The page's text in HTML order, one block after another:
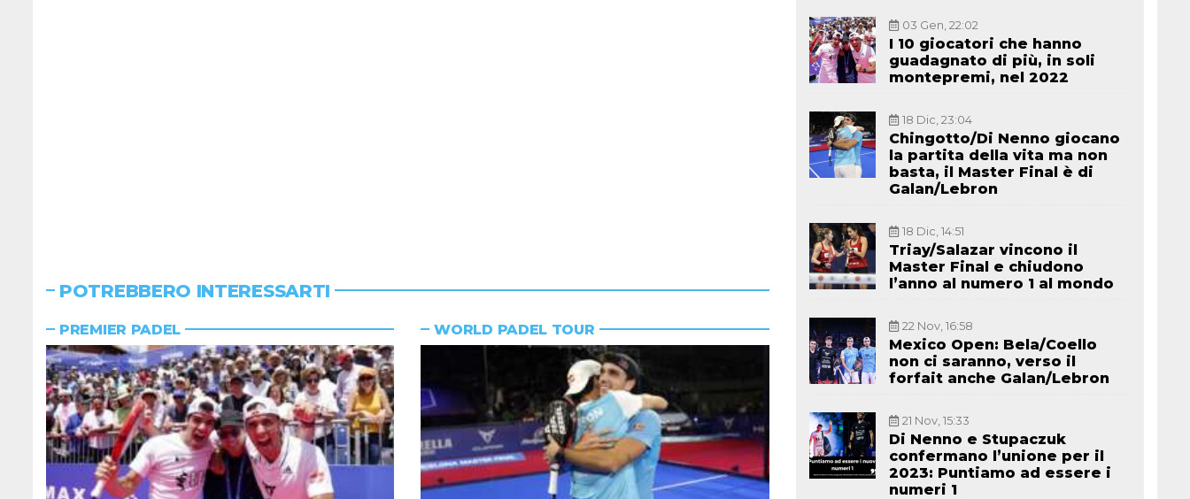
POTREBBERO INTERESSARTI
PREMIER PADEL WORLD PADEL TOUR
03 Gen, 22:02
I 10 giocatori che hanno
guadagnato di più, in soli
montepremi, nel 2022
18 Dic, 23:04
Chingotto/Di Nenno giocano
la partita della vita ma non
basta, il Master Final è di
Galan/Lebron
18 Dic, 14:51
Triay/Salazar vincono il
Master Final e chiudono
l’anno al numero 1 al mondo
22 Nov, 16:58
Mexico Open: Bela/Coello
non ci saranno, verso il
forfait anche Galan/Lebron
21 Nov, 15:33
Di Nenno e Stupaczuk
confermano l’unione per il
2023: Puntiamo ad essere i
numeri 1